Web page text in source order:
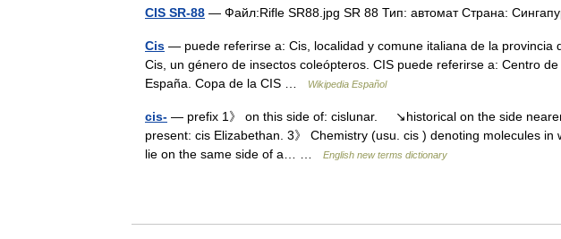
CIS SR-88 — Файл:Rifle SR88.jpg SR 88 Тип: автомат Страна:
Cis — puede referirse a: Cis, localidad y comune italiana de la provincia
Cis, un género de insectos coleópteros. CIS puede referirse a: Centro
España. Copa de la CIS …
Wikipedia Español
cis- — prefix 1》 on this side of: cislunar. ↘historical on the side
present: cis Elizabethan. 3》 Chemistry (usu. cis ) denoting molecules
lie on the same side of a… …
English new terms dictionary